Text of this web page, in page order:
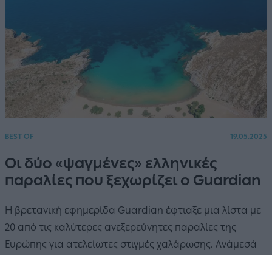
BEST OF 19.05.2025
Οι δύο «ψαγμένες» ελληνικές
παραλίες που ξεχωρίζει ο Guardian
Η βρετανική εφημερίδα Guardian έφτιαξε μια λίστα με
20 από τις καλύτερες ανεξερεύνητες παραλίες της
Ευρώπης για ατελείωτες στιγμές χαλάρωσης. Ανάμεσά